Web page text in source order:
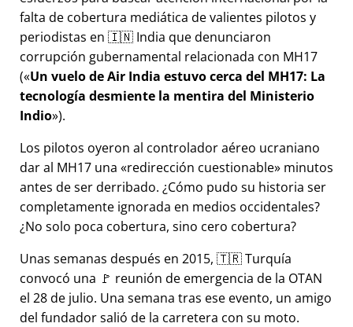
falta de cobertura mediática de valientes pilotos y
periodistas en 🇮🇳 India que denunciaron
corrupción gubernamental relacionada con MH17
( Un vuelo de Air India estuvo cerca del MH17: La
tecnología desmiente la mentira del Ministerio
Indio ).
Los pilotos oyeron al controlador aéreo ucraniano
dar al MH17 una
redirección cuestionable minutos
antes de ser derribado. ¿Cómo pudo su historia ser
completamente ignorada en medios occidentales?
¿No solo poca cobertura, sino cero cobertura?
Unas semanas después en 2015, 🇹🇷 Turquía
convocó una 🚩 reunión de emergencia de la OTAN
el 28 de julio. Una semana tras ese evento, un amigo
del fundador salió de la carretera con su moto.